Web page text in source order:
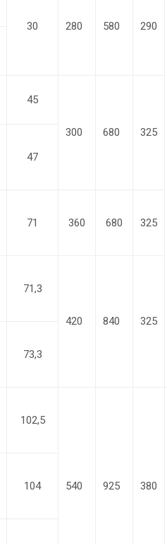
30
280 580
290
45
300 680 325
47
71 360 680 325
71,3
420 840
325
73,3
102,5
540 925 380
104